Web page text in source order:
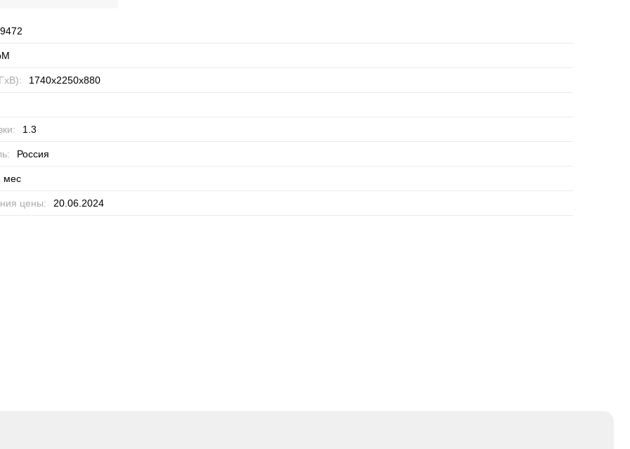
1740x2250x880
1.3
Россия
мес
цены: 20.06.2024